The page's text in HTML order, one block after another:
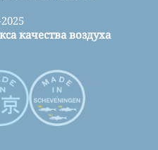
качества воздуха